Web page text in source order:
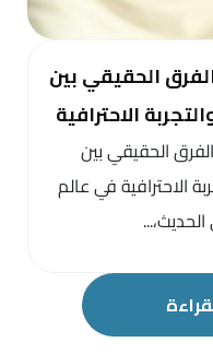
هيدرا 2026: الفرق الحقيقي بين
الاحترافية
هيدرا 2026: الفرق الحقيقي بين
الاحترافية في عالم